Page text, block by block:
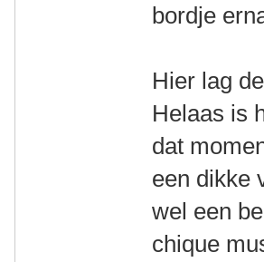
bordje
Hier lag
Helaas is
dat
een dikke
wel een
chique